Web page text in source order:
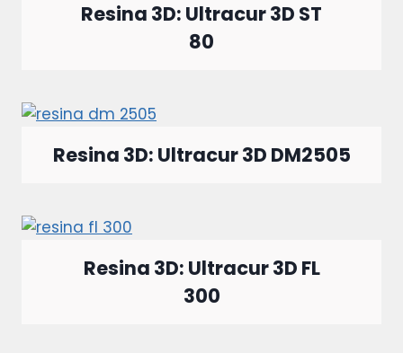
Resina 3D: Ultracur 3D ST
80
Resina 3D: Ultracur 3D DM2505
Resina 3D: Ultracur 3D FL
300